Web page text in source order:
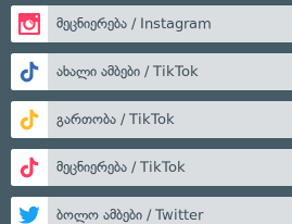
მეცნიერება / Instagram
ახალი ამბები / TikTok
გართობა / TikTok
მეცნიერება / TikTok
ბოლო ამბები / Twitter